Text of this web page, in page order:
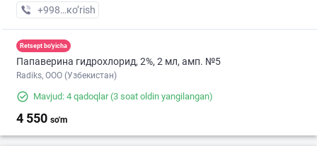
+998 (55) XXX-XX-XX
кo’rish
Retsept bo'yicha
Папаверина гидрохлорид, 2%, 2 мл, амп. №5
Radiks, ООО (Узбекистан)
Mavjud: 4 qadoqlar(3 soat oldin yangilangan)
4 550 so'm